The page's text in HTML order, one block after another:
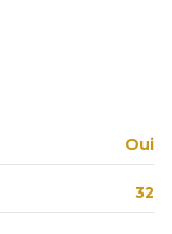
m²
Oui
32